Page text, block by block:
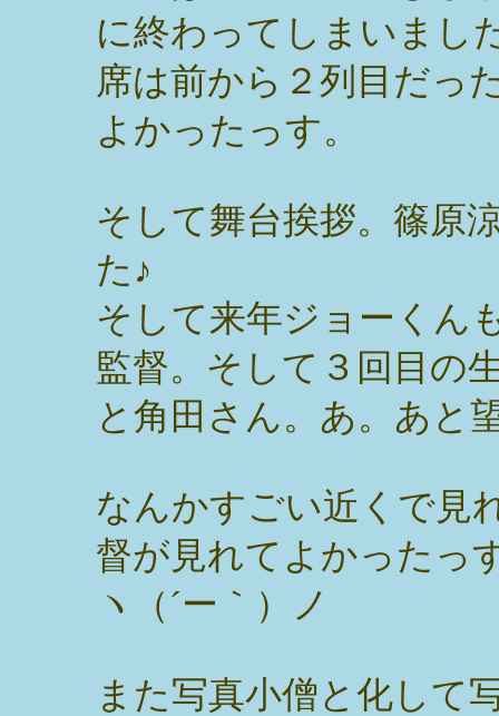
に終わってしまいまし
席は前から２列目だっ
よかったっす。
そして舞台挨拶。篠原
た♪
そして来年ジョーくん
監督。そして３回目の
と角田さん。あ。あと
なんかすごい近くで見
督が見れてよかったっ
ヽ（´ー｀）ノ
また写真小僧と化して